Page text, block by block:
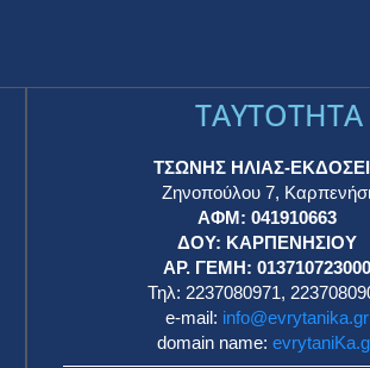
TAYTOTHTA
ΤΣΩΝΗΣ ΗΛΙΑΣ-
Ζηνοπούλου 7, Καρπενήσι
ΑΦΜ: 041910663
ΔΟΥ: ΚΑΡΠΕΝΗΣΙΟΥ
ΑΡ. ΓΕΜΗ: 013710723000
Τηλ: 2237080971,
e-mail: info@evrytanika.gr
domain name: